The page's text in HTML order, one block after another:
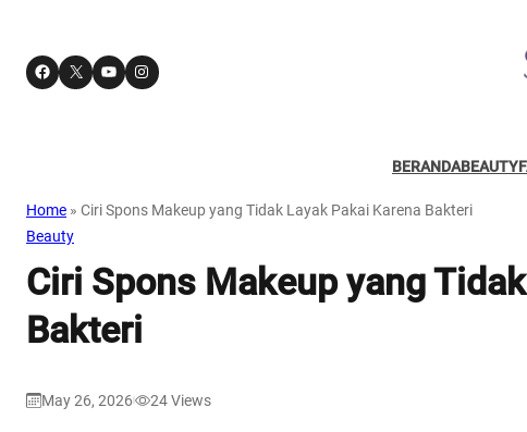
Facebook X YouTube Instagram
BERANDABEAUTY
Home » Ciri Spons Makeup yang Tidak Layak Pakai Karena Bakteri
Beauty
Ciri Spons Makeup yang
Bakteri
May 26, 2026 24Views